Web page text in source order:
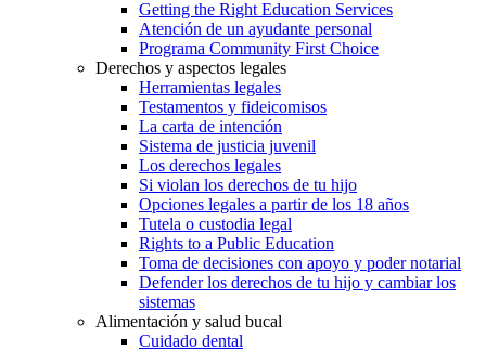
Getting the Right Education Services
Atención de un ayudante personal
Programa Community First Choice
Derechos y aspectos legales
Herramientas legales
Testamentos y fideicomisos
La carta de intención
Sistema de justicia juvenil
Los derechos legales
Si violan los derechos de tu hijo
Opciones legales a partir de los 18 años
Tutela o custodia legal
Rights to a Public Education
Toma de decisiones con apoyo y poder notarial
Defender los derechos de tu hijo y cambiar los
sistemas
Alimentación y salud bucal
Cuidado dental